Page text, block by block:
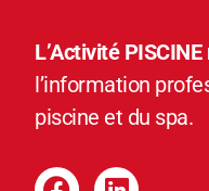
L’Activité
l’information
piscine et du spa.